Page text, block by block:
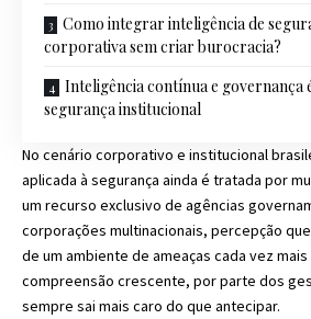
Como integrar inteligência de
corporativa sem criar burocracia?
Inteligência contínua e governança
segurança institucional
No cenário corporativo e institucional
aplicada à segurança ainda é tratada por
um recurso exclusivo de agências
corporações multinacionais, percepção
de um ambiente de ameaças cada vez
compreensão crescente, por parte dos
sempre sai mais caro do que antecipar.